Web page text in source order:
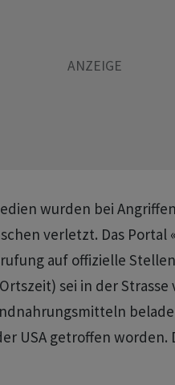
wurden bei
verletzt. Das Portal
auf offizielle
sei in der Strasse
USA getroffen worden.